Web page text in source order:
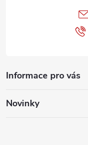
Informace pro vás
Novinky